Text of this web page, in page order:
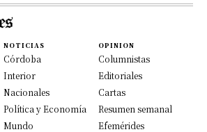
NOTICIAS
Córdoba
Interior
Nacionales
Política y Economía
Mundo
OPINION
Columnistas
Editoriales
Cartas
Resumen semanal
Efemérides